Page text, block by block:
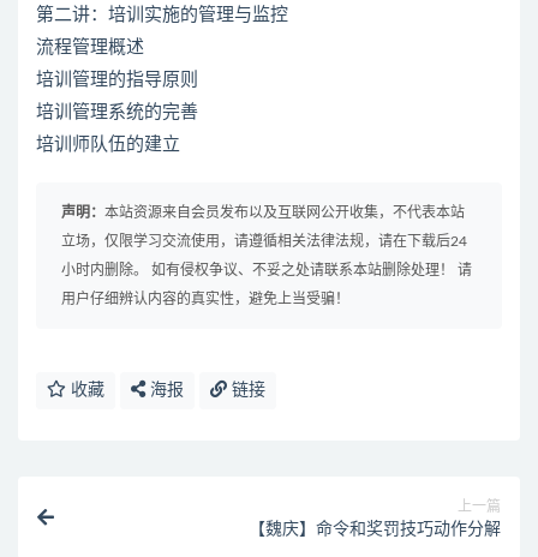
第二讲：培训实施的管理与监控
流程管理概述
培训管理的指导原则
培训管理系统的完善
培训师队伍的建立
声明： 本站资源来自会员发布以及互联网公开收集，不代表本站
立场，仅限学习交流使用，请遵循相关法律法规，请在下载后24
小时内删除。 如有侵权争议、不妥之处请联系本站删除处理！ 请
用户仔细辨认内容的真实性，避免上当受骗！
收藏 海报 链接
上一篇
【魏庆】命令和奖罚技巧动作分解